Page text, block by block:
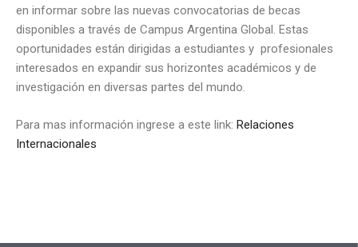
en informar sobre las nuevas convocatorias de becas
disponibles a través de Campus Argentina Global. Estas
oportunidades están dirigidas a estudiantes y profesionales
interesados en expandir sus horizontes académicos y de
investigación en diversas partes del mundo.
Para mas información ingrese a este link: Relaciones
Internacionales